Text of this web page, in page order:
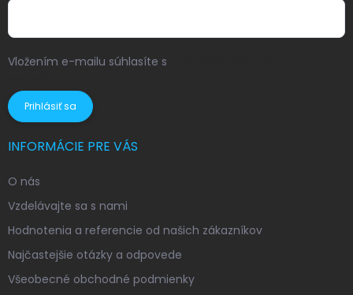
Vložením e-mailu súhlasíte s
Prihlásiť sa
INFORMÁCIE PRE VÁS
O nás
Vzdelávajte sa s nami
Hodnotenia a referencie od našich zákazníkov
Najčastejšie otázky a odpovede
Všeobecné obchodné podmienky